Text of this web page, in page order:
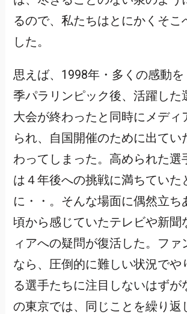
るので、私たちはとにかくそこ
した。
思えば、1998年・多くの感動
季パラリンピック後、活躍した
大会が終わったと同時にメディ
られ、自国開催のために出てい
わってしまった。高められた選
は４年後への挑戦に満ちていた
に・・。そんな場面に偶然立ち
頃から感じていたテレビや新聞
ィアへの疑問が復活した。ファ
なら、圧倒的に難しい状況でや
る選手たちに注目しないはずが
の東京では、同じことを繰り返